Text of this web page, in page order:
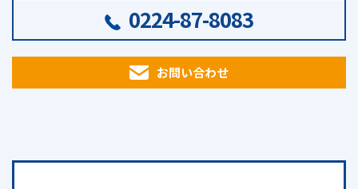
0224-87-8083
お問い合わせ